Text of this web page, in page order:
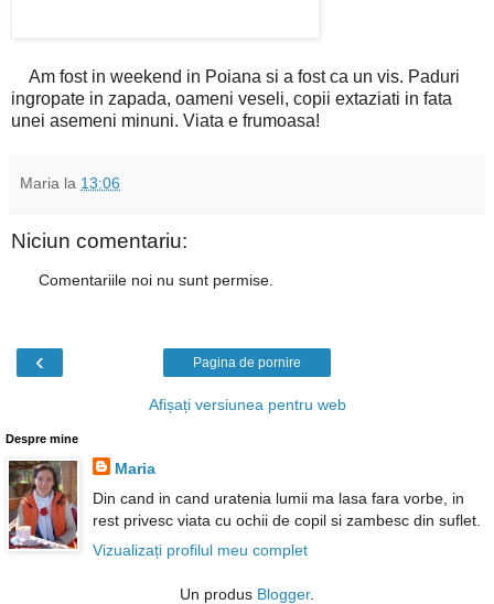
Am fost in weekend in Poiana si a fost ca un vis. Paduri
ingropate in zapada, oameni veseli, copii extaziati in fata
unei asemeni minuni. Viata e frumoasa!
Maria la 13:06
Niciun comentariu:
Comentariile noi nu sunt permise.
‹ Pagina de pornire
Afișați versiunea pentru web
Despre mine
Maria
Din cand in cand uratenia lumii ma lasa fara vorbe, in
rest privesc viata cu ochii de copil si zambesc din suflet.
Vizualizați profilul meu complet
Un produs Blogger.